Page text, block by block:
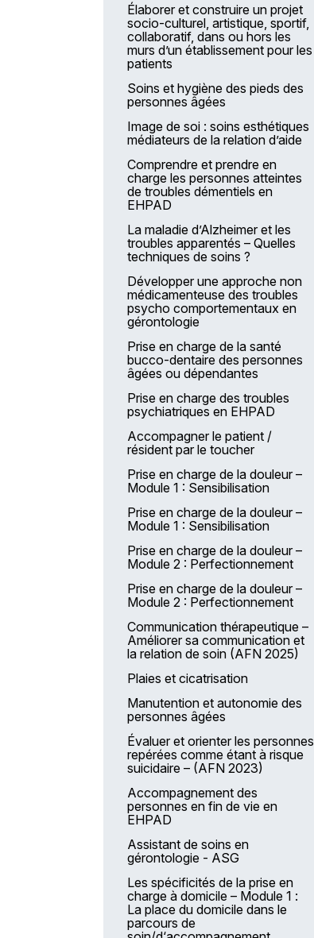
Élaborer et construire un projet
socio-culturel, artistique, sportif,
collaboratif, dans ou hors les
murs d’un établissement pour les
patients
Soins et hygiène des pieds des
personnes âgées
Image de soi : soins esthétiques
médiateurs de la relation d’aide
Comprendre et prendre en
charge les personnes atteintes
de troubles démentiels en
EHPAD
La maladie d’Alzheimer et les
troubles apparentés – Quelles
techniques de soins ?
Développer une approche non
médicamenteuse des troubles
psycho comportementaux en
gérontologie
Prise en charge de la santé
bucco-dentaire des personnes
âgées ou dépendantes
Prise en charge des troubles
psychiatriques en EHPAD
Accompagner le patient /
résident par le toucher
Prise en charge de la douleur –
Module 1 : Sensibilisation
Prise en charge de la douleur –
Module 1 : Sensibilisation
Prise en charge de la douleur –
Module 2 : Perfectionnement
Prise en charge de la douleur –
Module 2 : Perfectionnement
Communication thérapeutique –
Améliorer sa communication et
la relation de soin (AFN 2025)
Plaies et cicatrisation
Manutention et autonomie des
personnes âgées
Évaluer et orienter les personnes
repérées comme étant à risque
suicidaire – (AFN 2023)
Accompagnement des
personnes en fin de vie en
EHPAD
Assistant de soins en
gérontologie - ASG
Les spécificités de la prise en
charge à domicile – Module 1 :
La place du domicile dans le
parcours de